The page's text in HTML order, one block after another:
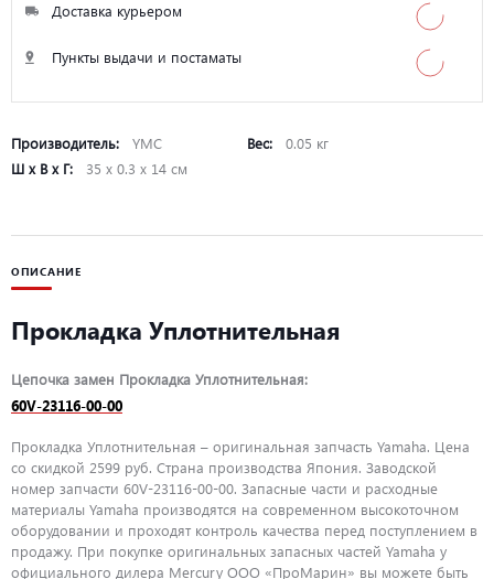
Доставка курьером
Пункты выдачи и постаматы
Производитель: YMC Вес:
0.05 кг
Ш х В х Г:
35 х 0.3 х 14 см
ОПИСАНИЕ
Прокладка Уплотнительная
Цепочка замен Прокладка Уплотнительная:
60V-23116-00-00
Прокладка Уплотнительная – оригинальная запчасть Yamaha. Цена
со скидкой 2599 руб. Страна производства Япония. Заводской
номер запчасти 60V-23116-00-00. Запасные части и расходные
материалы Yamaha производятся на современном высокоточном
оборудовании и проходят контроль качества перед поступлением в
продажу. При покупке оригинальных запасных частей Yamaha у
официального дилера Mercury ООО «ПроМарин» вы можете быть